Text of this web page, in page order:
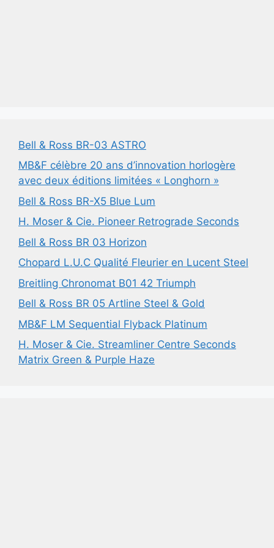
Bell & Ross BR-03 ASTRO
MB&F célèbre 20 ans d’innovation horlogère
avec deux éditions limitées « Longhorn »
Bell & Ross BR-X5 Blue Lum
H. Moser & Cie. Pioneer Retrograde Seconds
Bell & Ross BR 03 Horizon
Chopard L.U.C Qualité Fleurier en Lucent Steel
Breitling Chronomat B01 42 Triumph
Bell & Ross BR 05 Artline Steel & Gold
MB&F LM Sequential Flyback Platinum
H. Moser & Cie. Streamliner Centre Seconds
Matrix Green & Purple Haze